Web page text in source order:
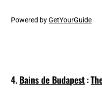
Powered byGetYourGuide
4.Bains de Budapest: